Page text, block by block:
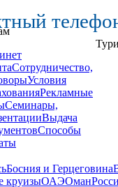
Сотрудничество,
Условия
Рекламные
Семинары,
Выдача
Способы
Босния и Герцеговина
круизыОАЭОман